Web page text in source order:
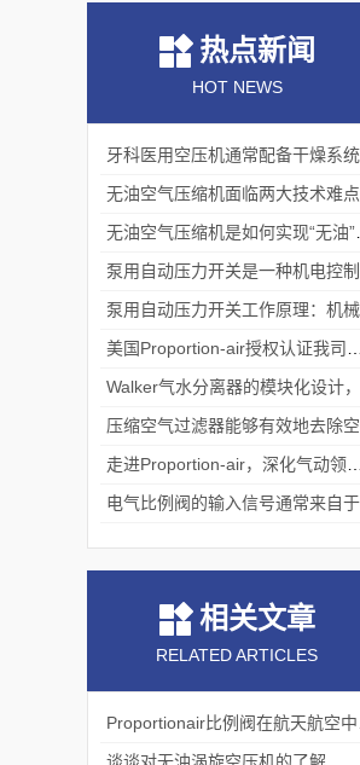
热点新闻
HOT NEWS
无油空气压缩机面临两大技术难点
相关文章
RELATED ARTICLES